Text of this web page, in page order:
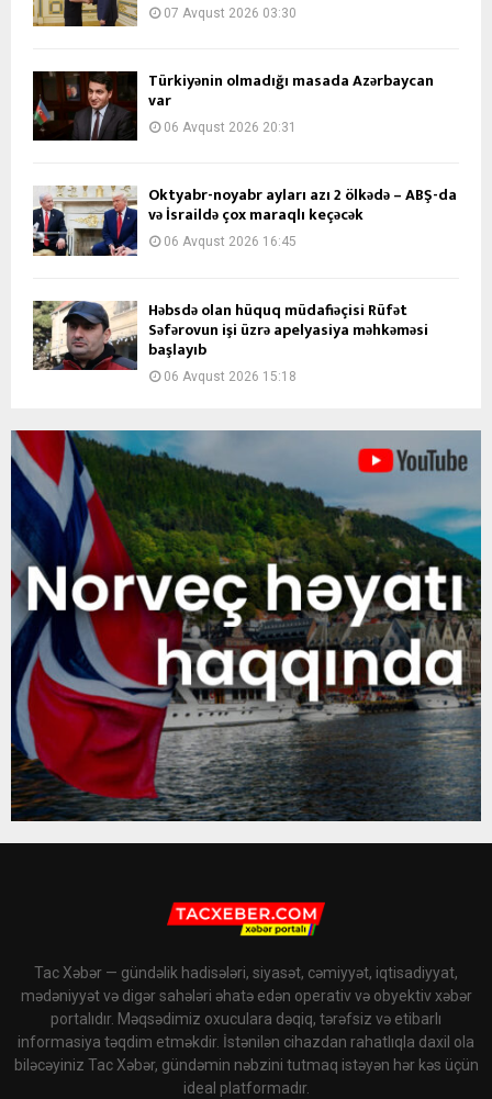
07 Avqust 2026 03:30
Türkiyənin olmadığı masada Azərbaycan
var
06 Avqust 2026 20:31
Oktyabr-noyabr ayları azı 2 ölkədə – ABŞ-da
və İsraildə çox maraqlı keçəcək
06 Avqust 2026 16:45
Həbsdə olan hüquq müdafiəçisi Rüfət
Səfərovun işi üzrə apelyasiya məhkəməsi
başlayıb
06 Avqust 2026 15:18
Tac Xəbər — gündəlik hadisələri, siyasət, cəmiyyət, iqtisadiyyat,
mədəniyyət və digər sahələri əhatə edən operativ və obyektiv xəbər
portalıdır. Məqsədimiz oxuculara dəqiq, tərəfsiz və etibarlı
informasiya təqdim etməkdir. İstənilən cihazdan rahatlıqla daxil ola
biləcəyiniz Tac Xəbər, gündəmin nəbzini tutmaq istəyən hər kəs üçün
ideal platformadır.